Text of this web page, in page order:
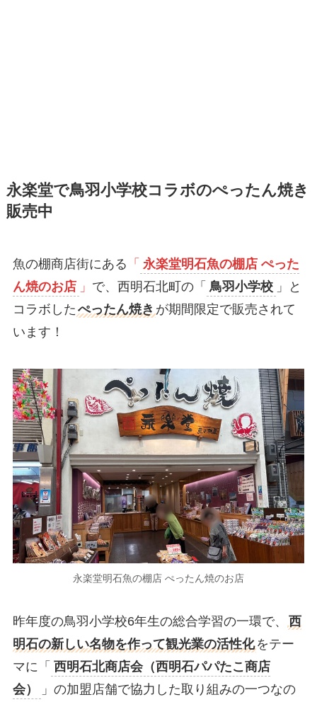
永楽堂で鳥羽小学校コラボのぺったん焼き
販売中
魚の棚商店街にある 「 永楽堂明石魚の棚店 ぺった
ん焼のお店 」 で、西明石北町の「 鳥羽小学校 」と
コラボした ぺったん焼き が期間限定で販売されて
います！
永楽堂明石魚の棚店 ぺったん焼のお店
昨年度の鳥羽小学校6年生の総合学習の一環で、
西
明石の新しい名物を作って観光業の活性化 をテー
マに「 西明石北商店会（西明石パパたこ商店
会）
」の加盟店舗で協力した取り組みの一つなの